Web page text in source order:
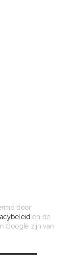
door
en de
Google zijn van